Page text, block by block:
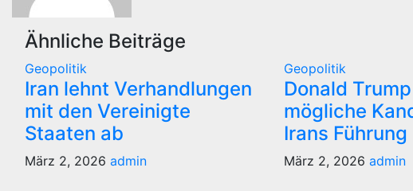
Ähnliche Beiträge
Geopolitik
Iran lehnt Verhandlungen
mit den Vereinigte
Staaten ab
März 2, 2026 admin
Geopolitik
Donald
mögliche
Irans Führung
März 2, 2026admin